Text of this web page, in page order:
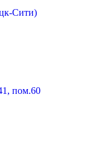
Сити)
пом.60